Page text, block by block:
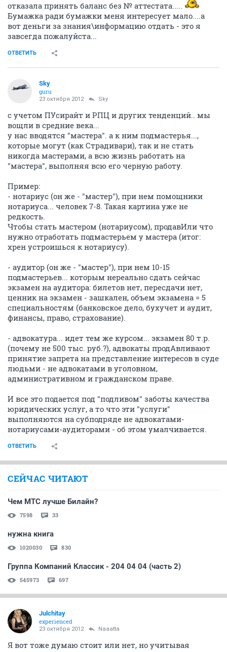
отказала принять баланс без № аттестата.....
Бумажка ради бумажки меня интересует мало....а
вот деньги за знания\информацию отдать - это я
завсегда пожалуйста...
ОТВЕТИТЬ
Sky
guru
23 октября 2012 Sky
с учетом ПУсирайт и РПЦ и других тенденций.. мы
вощли в средние века...
у нас вводятся "мастера". а к ним подмастерья...,
которые могут (как Страдивари), так и не стать
никогда мастерами, а всю жизнь работать на
"мастера", выполняя всю его черную работу.
Пример:
- нотариус (он же - "мастер"), при нем помощники
нотариуса... человек 7-8. Такая картина уже не
редкость.
Чтобы стать мастером (нотариусом), продавИли что
нужно отработать подмастерьем у мастера (итог:
хрен устроишься к нотариусу).
- аудитор (он же - "мастер"), при нем 10-15
подмастерьев... которым нереально сдать сейчас
экзамен на аудитора: билетов нет, пересдачи нет,
ценник на экзамен - зашкален, объем экзамена = 5
специальностям (банковское дело, бухучет и аудит,
финансы, право, страхование).
- адвокатура... идет тем же курсом... экзамен 80 т.р.
(почему не 500 тыс. руб.?), адвокаты продАвливают
принятие запрета на представление интересов в суде
людьми - не адвокатами в уголовном,
административном и гражданском праве.
И все это подается под "подливом" заботы качества
юридических услуг, а то что эти "услуги"
выполняются на субподряде не адвокатами-
нотариусами-аудиторами - об этом умалчивается.
ОТВЕТИТЬ
СЕЙЧАС ЧИТАЮТ
Чем МТС лучше Билайн?
7598 33
нужна книга
1020030 830
Группа Компаний Классик - 204 04 04 (часть 2)
545973 697
Julchitay
experienced
23 октября 2012 Naaatta
Я вот тоже думаю стоит или нет, но учитывая